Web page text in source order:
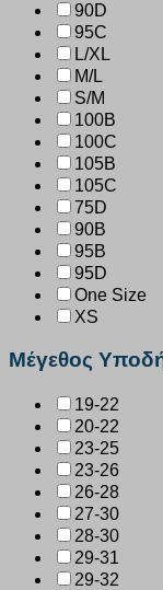
90D
95C
L/XL
M/L
S/M
100B
100C
105B
105C
75D
90B
95B
95D
One Size
XS
Μέγεθος
19-22
20-22
23-25
23-26
26-28
27-30
28-30
29-31
29-32